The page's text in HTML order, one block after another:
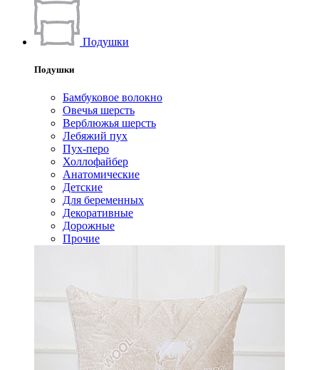
Подушки
Подушки
Бамбуковое волокно
Овечья шерсть
Верблюжья шерсть
Лебяжий пух
Пух-перо
Холлофайбер
Анатомические
Детские
Для беременных
Декоративные
Дорожные
Прочие